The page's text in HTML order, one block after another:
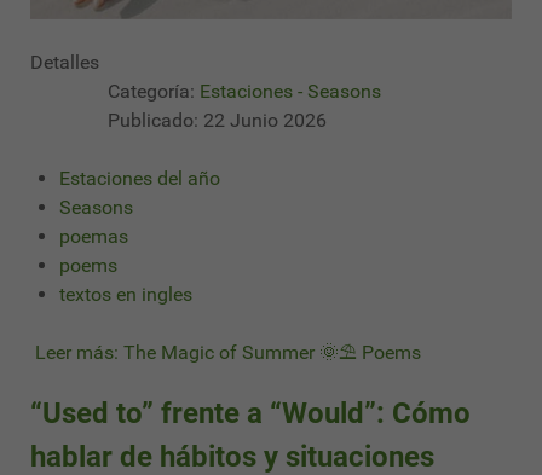
Detalles
Categoría: Estaciones - Seasons
Publicado: 22 Junio 2026
Estaciones del año
Seasons
poemas
poems
textos en ingles
Leer más: The Magic of Summer 🌞⛱ Poems
“Used to” frente a “Would”: Cómo
hablar de hábitos y situaciones